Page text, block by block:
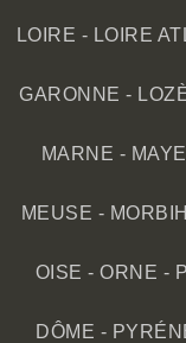
LOIRE - LOIRE
GARONNE -
MARNE -
MEUSE -
OISE - ORNE -
DÔME -